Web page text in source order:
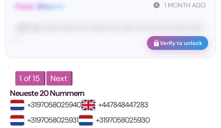
1 MONTH AGO
From: Wha•••••
Verify to unlock
1 of 15
Next
Neueste 20 Nummern
+3197058025940
+447848447283
+3197058025931
+3197058025930